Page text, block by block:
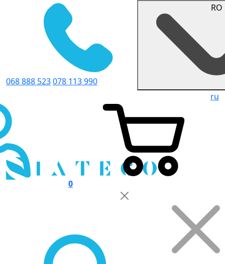
068 888 523078 113 990
ru
0